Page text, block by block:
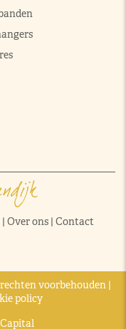
| Over ons| Contact
voorbehouden |
policy